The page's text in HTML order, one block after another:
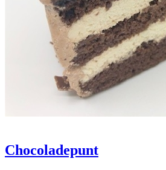
Chocoladepunt